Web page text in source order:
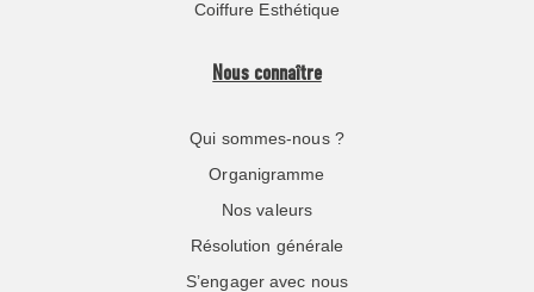
Coiffure Esthétique
Nous connaître
Qui sommes-nous ?
Organigramme
Nos valeurs
Résolution générale
S’engager avec nous